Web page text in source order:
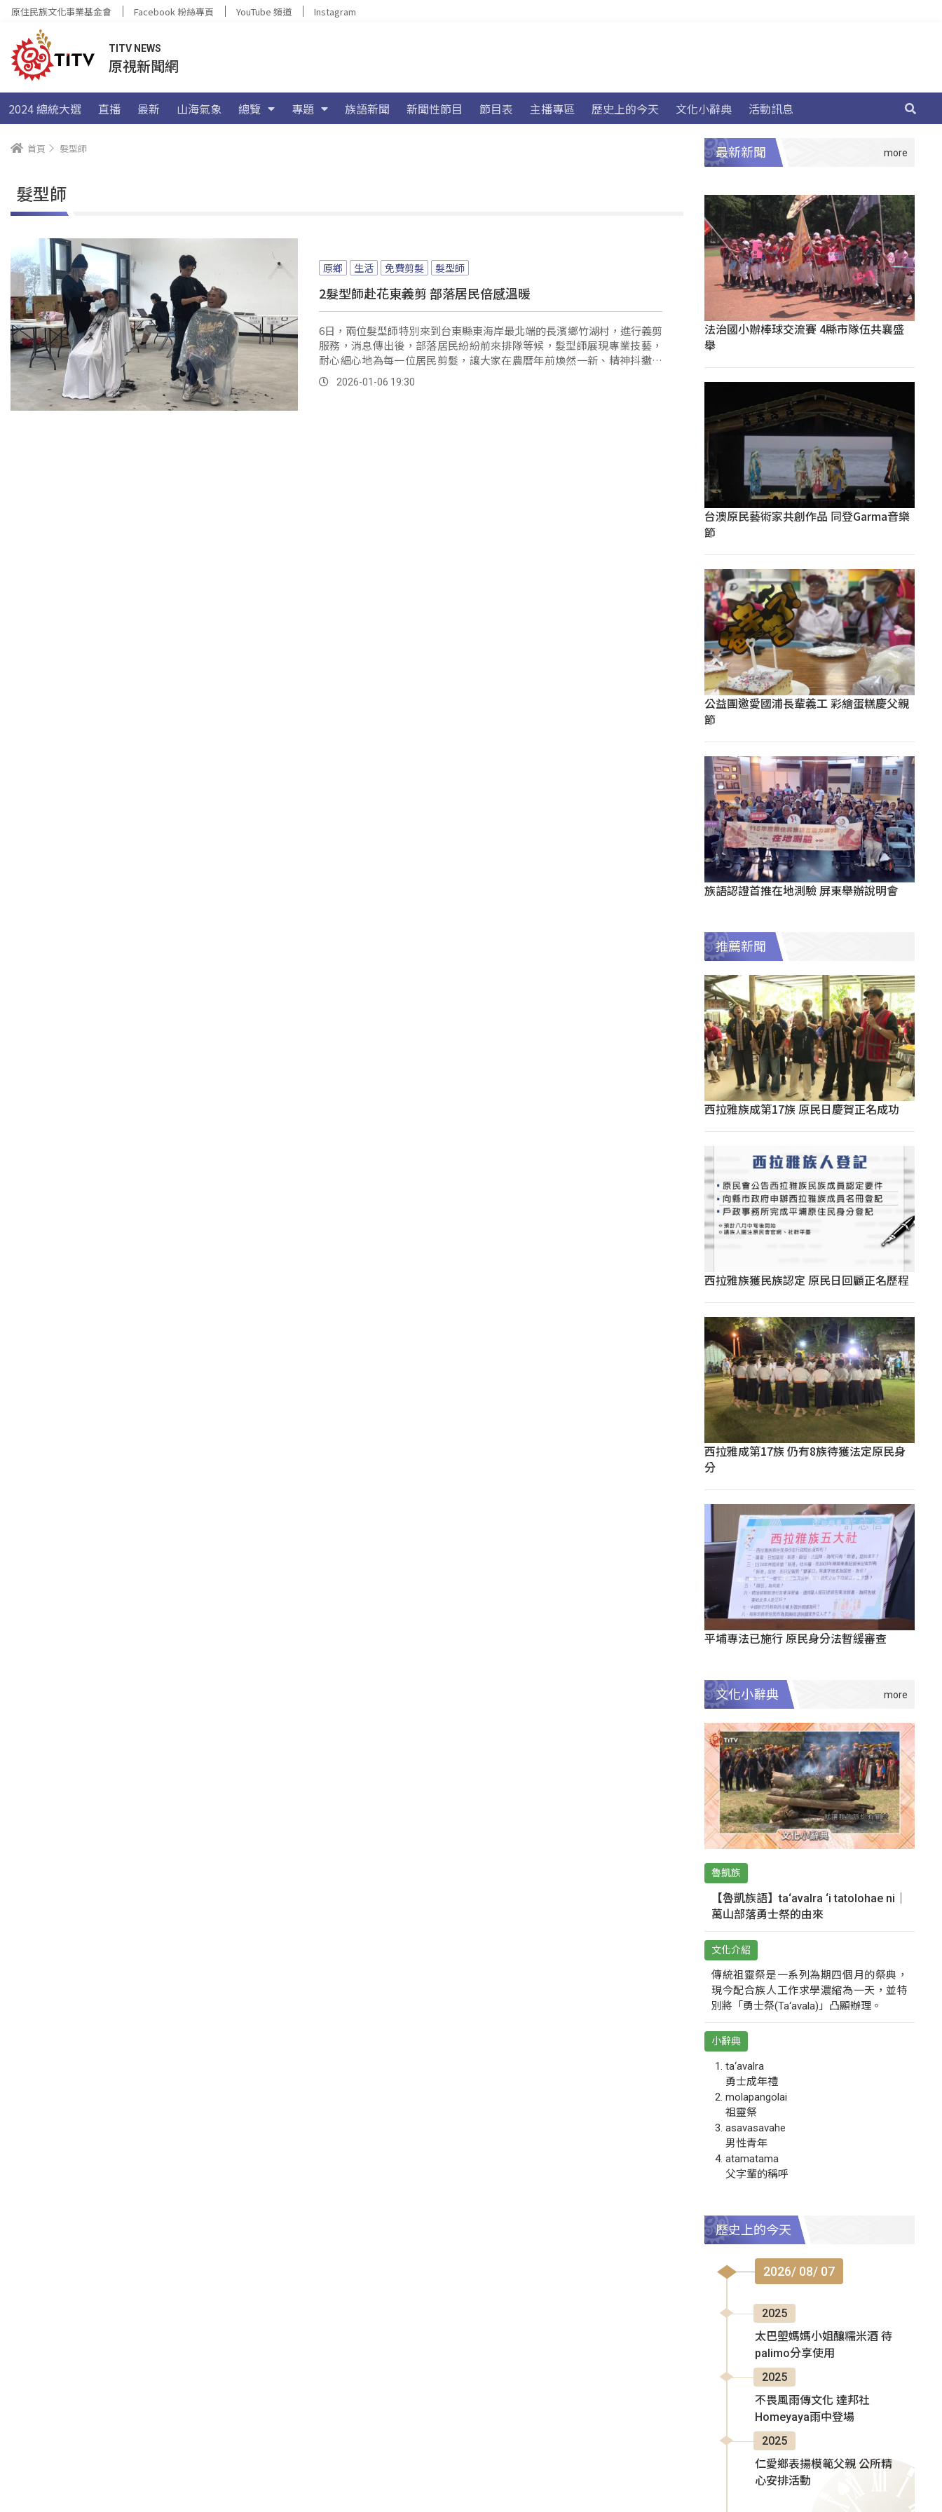
原住民族文化事業基金會 Facebook 粉絲專頁 YouTube 頻道 Instagram
TITV NEWS
原視新聞網
2024 總統大選 直播 最新 山海氣象 總覽 專題 族語新聞 新聞性節目 節目表 主播專區 歷史上的今天 文化小辭典 活動訊息
首頁 髮型師
髮型師
原鄉 生活 免費剪髮 髮型師
2髮型師赴花東義剪 部落居民倍感溫暖
6日，兩位髮型師特別來到台東縣東海岸最北端的長濱鄉竹湖村，進行義剪
服務，消息傳出後，部落居民紛紛前來排隊等候，髮型師展現專業技藝，
耐心細心地為每一位居民剪髮，讓大家在農曆年前煥然一新、精神抖擻，
以最佳狀態迎接新年的到來。
2026-01-06 19:30
最新新聞
法治國小辦棒球交流賽 4縣市隊伍共襄盛
舉
台澳原民藝術家共創作品 同登Garma音樂
節
公益團邀愛國浦長輩義工 彩繪蛋糕慶父親
節
族語認證首推在地測驗 屏東舉辦說明會
推薦新聞
西拉雅族成第17族 原民日慶賀正名成功
西拉雅族獲民族認定 原民日回顧正名歷程
西拉雅成第17族 仍有8族待獲法定原民身
分
平埔專法已施行 原民身分法暫緩審查
文化小辭典
魯凱族
【魯凱族語】ta‘avalra ‘i tatolohae ni｜
萬山部落勇士祭的由來
文化介紹
傳統祖靈祭是一系列為期四個月的祭典，
現今配合族人工作求學濃縮為一天，並特
別將「勇士祭(Ta‘avala)」凸顯辦理。
小辭典
ta‘avalra
勇士成年禮
molapangolai
祖靈祭
asavasavahe
男性青年
atamatama
父字輩的稱呼
歷史上的今天
2026/ 08/ 07
2025
太巴塱媽媽小姐釀糯米酒 待
palimo分享使用
2025
不畏風雨傳文化 達邦社
Homeyaya雨中登場
2025
仁愛鄉表揚模範父親 公所精
心安排活動